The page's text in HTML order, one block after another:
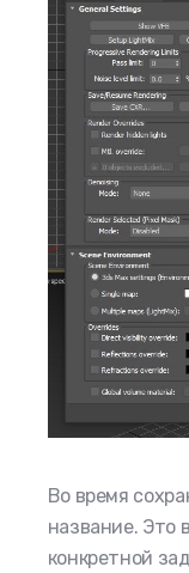
Во время
название. Это
конкретной